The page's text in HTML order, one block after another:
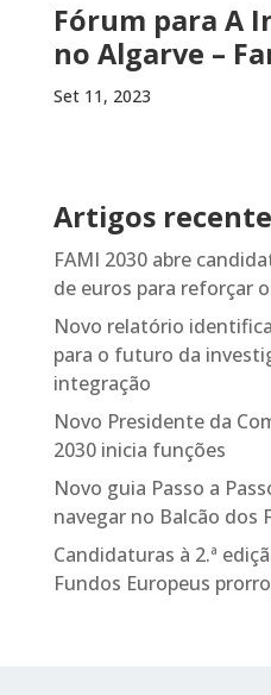
Fórum para A
no Algarve –
Set 11, 2023
Artigos
FAMI 2030 abre
de euros para reforçar
Novo relatório
para o futuro da
integração
Novo Presidente da
2030 inicia funções
Novo guia Passo a
navegar no Balcão dos
Candidaturas à 2.ª
Fundos Europeus